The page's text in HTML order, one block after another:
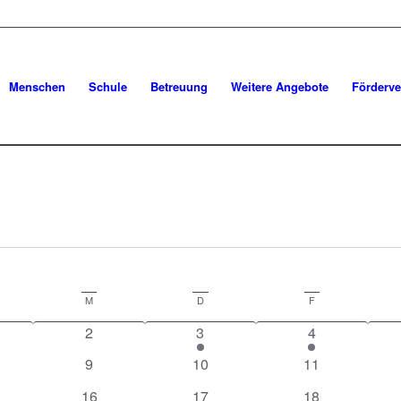
Menschen Schule Betreuung Weitere Angebote
M DDonnerstag FFreitag
0
2
1
Veranstaltung
3
1
Veranstaltung
4
0
9
0
10
0
11
1
16
1
17
1
18